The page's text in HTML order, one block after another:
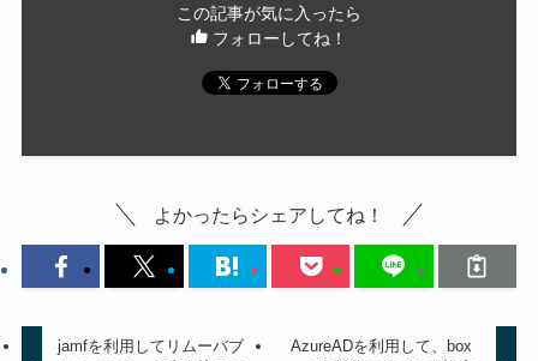
この記事が気に入ったら
フォローしてね！
よかったらシェアしてね！
jamfを利用してリムーバブ
AzureADを利用して、box